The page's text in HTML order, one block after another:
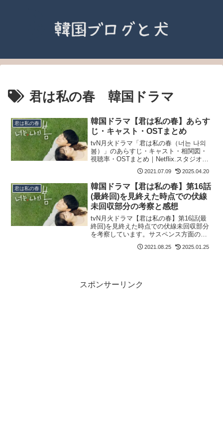
君は私の春 韓国ドラマ
君は私の春
韓国ドラマ【君は私の春】あらす
じ・キャスト・OSTまとめ
tvN月火ドラマ「君は私の春（너는 나의
봄）」のあらすじ・キャスト・相関図・
視聴率・OSTまとめ｜Netflix.スタジオド
ラゴン.ファ&ダムピクチャーズ.トッケビ
の制作陣が紡ぐヒーリングロマンス.
2021.07.09 2025.04.20
君は私の春
韓国ドラマ【君は私の春】第16話
(最終回)を見終えた時点での伏線
未回収部分の考察と感想
tvN月火ドラマ【君は私の春】第16話(最
終回)を見終えた時点での伏線未回収部分
を考察しています。サスペンス方面のシ
ナリオが変更された可能性がある？｜
Netflix.スタジオドラゴン.ファ&ダムピク
2021.08.25 2025.01.25
スポンサーリンク